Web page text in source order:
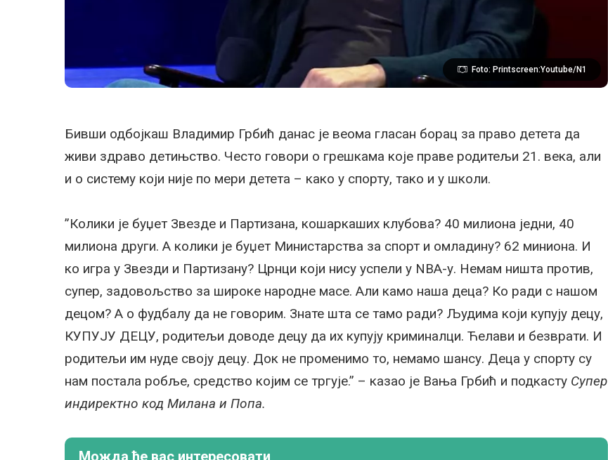
Foto: Printscreen:Youtube/N1
Бивши одбојкаш Владимир Грбић данас је веома гласан борац за право детета да
живи здраво детињство. Често говори о грешкама које праве родитељи 21. века, али
и о систему који није по мери детета – како у спорту, тако и у школи.
”Колики је буџет Звезде и Партизана, кошаркаших клубова? 40 милиона једни, 40
милиона други. А колики је буџет Министарства за спорт и омладину? 62 миниона. И
ко игра у Звезди и Партизану? Црнци који нису успели у NBA-у. Немам ништа против,
супер, задовољство за широке народне масе. Али камо наша деца? Ко ради с нашом
децом? А о фудбалу да не говорим. Знате шта се тамо ради? Људима који купују децу,
КУПУЈУ ДЕЦУ, родитељи доводе децу да их купују криминалци. Ћелави и безврати. И
родитељи им нуде своју децу. Док не променимо то, немамо шансу. Деца у спорту су
нам постала робље, средство којим се тргује.” – казао је Вања Грбић и подкасту Супер
индиректно код Милана и Попа.
Можда ће вас интересовати